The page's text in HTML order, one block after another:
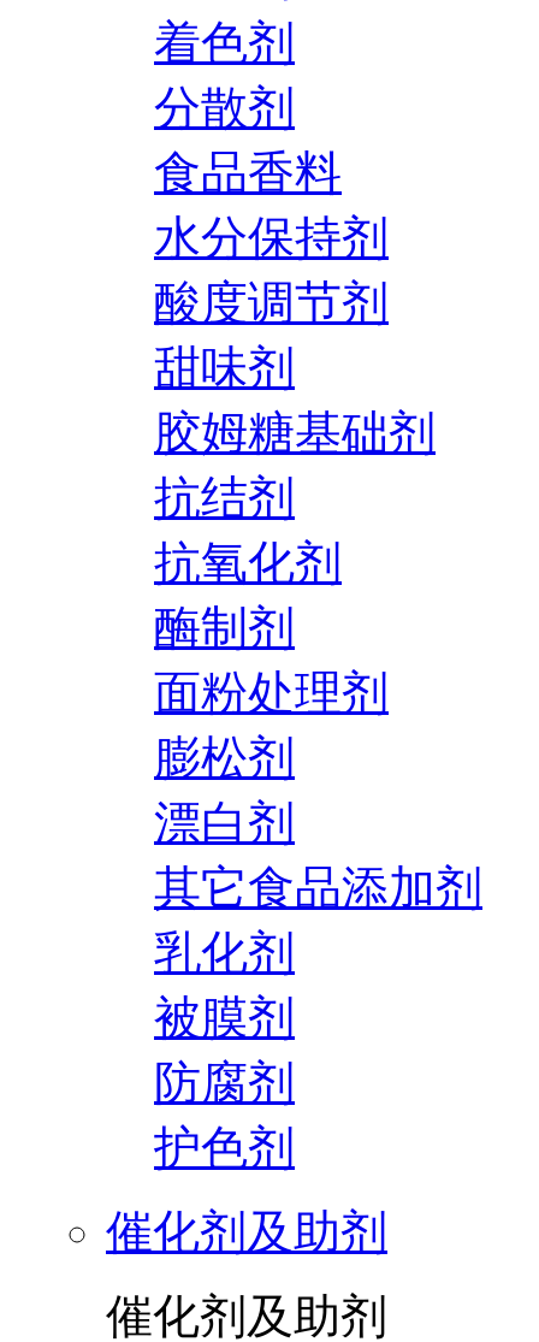
着色剂
分散剂
食品香料
水分保持剂
酸度调节剂
甜味剂
胶姆糖基础剂
抗结剂
抗氧化剂
酶制剂
面粉处理剂
膨松剂
漂白剂
其它食品添加剂
乳化剂
被膜剂
防腐剂
护色剂
催化剂及助剂
催化剂及助剂